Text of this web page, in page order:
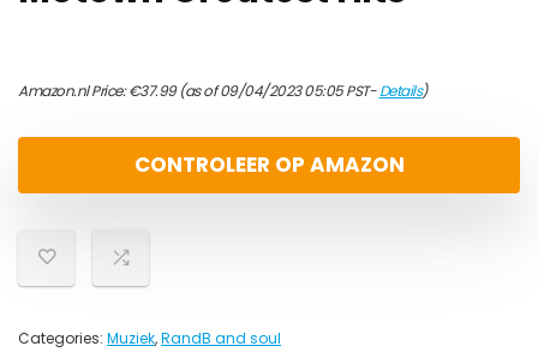
Amazon.nl Price:€37.99(as of 09/04/2023 05:05 PST-Details)
CONTROLEER OP AMAZON
Categories: Muziek,RandB and soul